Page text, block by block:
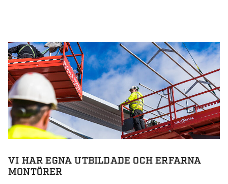
VI HAR EGNA UTBILDADE OCH ERFARNA
MONTÖRER